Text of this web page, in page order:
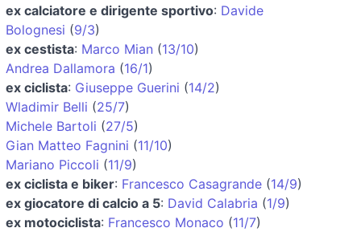
ex calciatore e dirigente sportivo: Davide
Bolognesi (9/3)
ex cestista: Marco Mian (13/10)
Andrea Dallamora (16/1)
ex ciclista: Giuseppe Guerini (14/2)
Wladimir Belli (25/7)
Michele Bartoli (27/5)
Gian Matteo Fagnini (11/10)
Mariano Piccoli (11/9)
ex ciclista e biker: Francesco Casagrande (14/9)
ex giocatore di calcio a 5: David Calabria (1/9)
ex motociclista: Francesco Monaco (11/7)